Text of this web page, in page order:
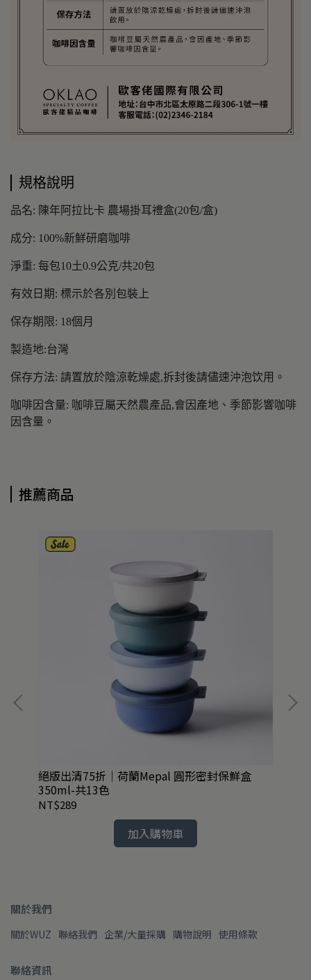
規格說明
品名: 陳年阿拉比卡 農場掛耳禮盒(20包/盒)
成分: 100%新鮮研磨咖啡
淨重: 每包10土0.9公克/共20包
有效日期: 標示於各別包裝上
保存期限: 18個月
製造地:台灣
保存方法: 請置放於陰涼乾燥處,拆封後請儘速沖泡饮用。
咖啡因含量: 咖啡豆屬天然農產品,會因產地、季節影響咖啡
因含量。
推薦商品
絕版出清75折｜荷蘭Mepal 圓形密封保鮮盒
350ml-共13色
NT$289
加入購物車
關於我們
關於WUZ 聯絡我們 企業/大量採購 購物說明 使用條款
聯絡資訊